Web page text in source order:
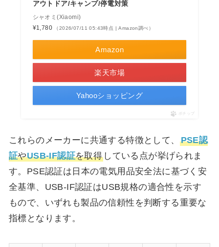
アウトドア/キャンプ/停電対策
シャオミ(Xiaomi)
¥1,780
（2026/07/11 05:43時点 | Amazon調べ）
Amazon
楽天市場
Yahooショッピング
ポチップ
これらのメーカーに共通する特徴として、 PSE認
証やUSB-IF認証を取得 している点が挙げられま
す。PSE認証は日本の電気用品安全法に基づく安
全基準、USB-IF認証はUSB規格の適合性を示す
もので、いずれも製品の信頼性を判断する重要な
指標となります。